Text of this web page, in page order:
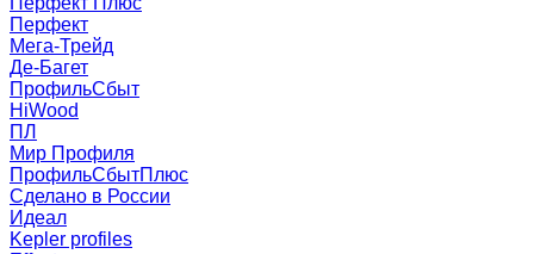
Перфект
Мега-Трейд
Де-Багет
ПрофильСбыт
HiWood
ПЛ
Мир Профиля
ПрофильСбытПлюс
Сделано в России
Идеал
Kepler profiles